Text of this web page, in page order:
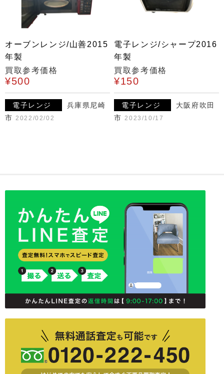
オーブンレンジ/山善2015
年製
買取参考価格
¥500
電子レンジ
兵庫県尼崎
市 2022/02/02
電子レンジ/シャープ2016
年製
買取参考価格
¥150
電子レンジ
大阪府吹田
市 2023/10/17